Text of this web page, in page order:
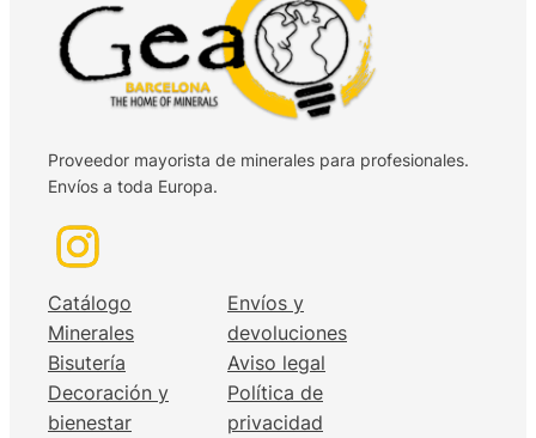
Proveedor mayorista de minerales para profesionales.
Envíos a toda Europa.
Catálogo
Minerales
Bisutería
Decoración y
bienestar
Envíos y
devoluciones
Aviso legal
Política de
privacidad